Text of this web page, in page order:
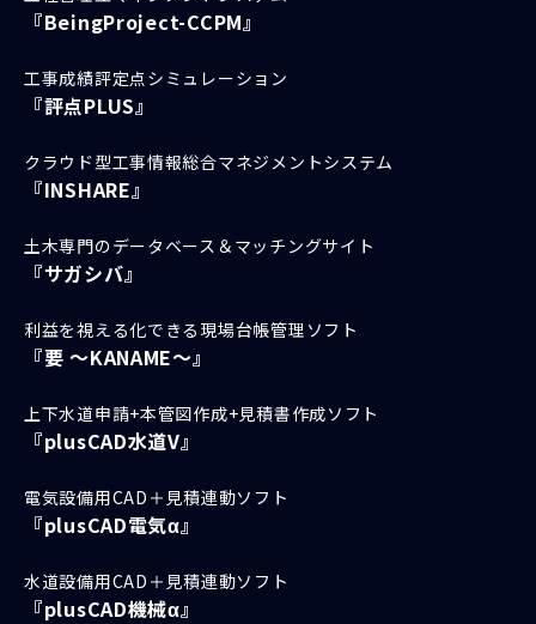
『BeingProject-CCPM』
工事成績評定点シミュレーション
『評点PLUS』
クラウド型工事情報総合マネジメントシステム
『INSHARE』
土木専門のデータベース＆マッチングサイト
『サガシバ』
利益を視える化できる現場台帳管理ソフト
『要 ～KANAME～』
上下水道申請+本管図作成+見積書作成ソフト
『plusCAD水道V』
電気設備用CAD＋見積連動ソフト
『plusCAD電気α』
水道設備用CAD＋見積連動ソフト
『plusCAD機械α』